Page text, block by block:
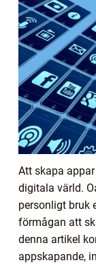
Att skapa
digitala värld.
personligt bruk
förmågan att
denna artikel
appskapande,